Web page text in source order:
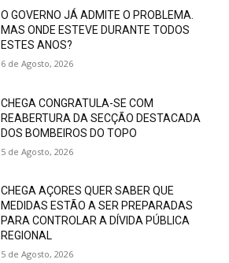
O GOVERNO JÁ ADMITE O PROBLEMA.
MAS ONDE ESTEVE DURANTE TODOS
ESTES ANOS?
6 de Agosto, 2026
CHEGA CONGRATULA-SE COM
REABERTURA DA SECÇÃO DESTACADA
DOS BOMBEIROS DO TOPO
5 de Agosto, 2026
CHEGA AÇORES QUER SABER QUE
MEDIDAS ESTÃO A SER PREPARADAS
PARA CONTROLAR A DÍVIDA PÚBLICA
REGIONAL
5 de Agosto, 2026